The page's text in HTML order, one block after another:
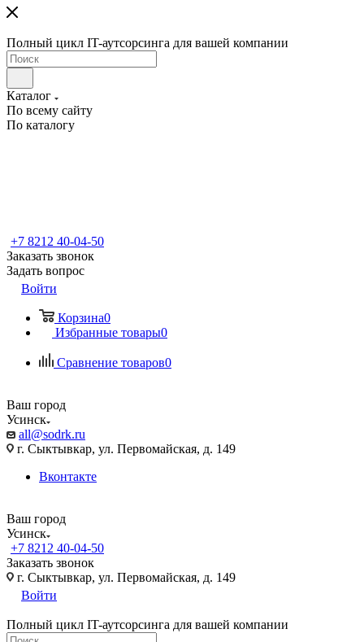
Полный цикл IT-аутсорсинга для вашей компании
Каталог
По всему сайту
По каталогу
+7 8212 40-04-50
Заказать звонок
Задать вопрос
Войти
Корзина0
Избранные товары0
Сравнение товаров0
Ваш город
Усинск
all@sodrk.ru
г. Сыктывкар, ул. Первомайская, д. 149
Вконтакте
Ваш город
Усинск
+7 8212 40-04-50
Заказать звонок
г. Сыктывкар, ул. Первомайская, д. 149
Войти
Полный цикл IT-аутсорсинга для вашей компании